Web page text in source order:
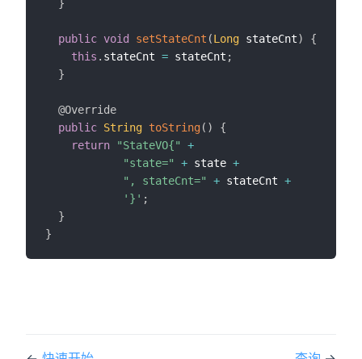
}
public void setStateCnt (Long stateCnt)
{
this . stateCnt = stateCnt ;
}
@Override
public String toString( )
{
return
"StateVO{"
+
"state="
+ state +
", stateCnt="
+ stateCnt +
'}' ;
}
}